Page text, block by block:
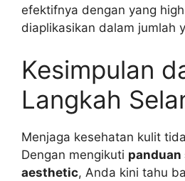
efektifnya dengan yang
diaplikasikan dalam jumlah
Kesimpulan
Langkah
Menjaga kesehatan kulit
Dengan mengikuti
aesthetic, Anda kini tahu